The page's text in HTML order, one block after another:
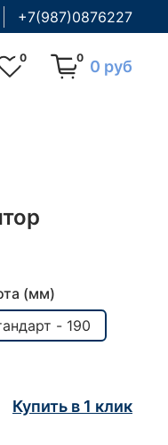
+7(987)0876227
0 0 0 руб
(мм)
- 190
Купить в 1 клик